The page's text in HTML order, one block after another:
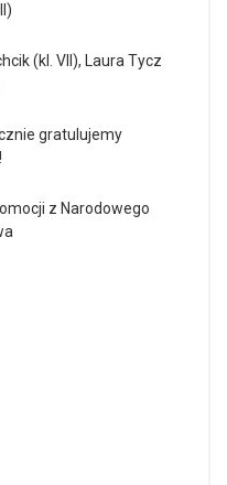
(kl. VII), Laura Tycz
gratulujemy
z Narodowego